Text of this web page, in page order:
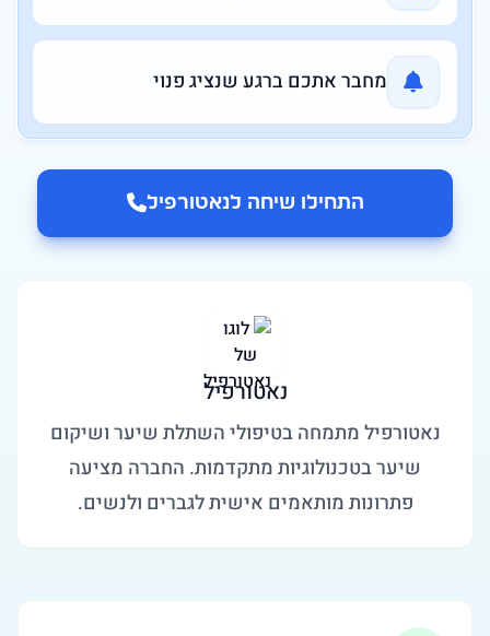
מחבר אתכם ברגע שנציג פנוי
התחילו שיחה לנאטורפיל
נאטורפיל
נאטורפיל מתמחה בטיפולי השתלת שיער ושיקום
שיער בטכנולוגיות מתקדמות. החברה מציעה
פתרונות מותאמים אישית לגברים ולנשים.